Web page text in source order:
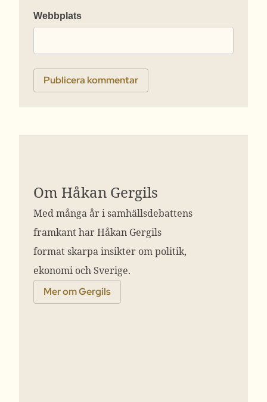
Webbplats
Om Håkan Gergils
Med många år i samhällsdebattens
framkant har Håkan Gergils
format skarpa insikter om politik,
ekonomi och Sverige.
Mer om Gergils